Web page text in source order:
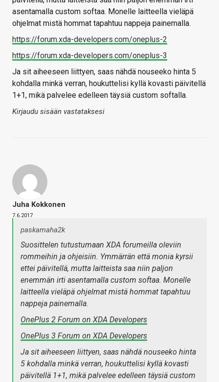
asentamalla custom softaa. Monelle laitteella vieläpä
ohjelmat mistä hommat tapahtuu nappeja painemalla.
https://forum.xda-developers.com/oneplus-2
https://forum.xda-developers.com/oneplus-3
Ja sit aiheeseen liittyen, saas nähdä nouseeko hinta 5
kohdalla minkä verran, houkuttelisi kyllä kovasti päivitellä
1+1, mikä palvelee edelleen täysiä custom softalla.
Kirjaudu sisään vastataksesi
Juha Kokkonen
7.6.2017
paskamaha2k
Suosittelen tutustumaan XDA forumeilla oleviin
rommeihin ja ohjeisiin. Ymmärrän että monia kyrsii
ettei päivitellä, mutta laitteista saa niin paljon
enemmän irti asentamalla custom softaa. Monelle
laitteella vieläpä ohjelmat mistä hommat tapahtuu
nappeja painemalla.
OnePlus 2 Forum on XDA Developers
OnePlus 3 Forum on XDA Developers
Ja sit aiheeseen liittyen, saas nähdä nouseeko hinta
5 kohdalla minkä verran, houkuttelisi kyllä kovasti
päivitellä 1+1, mikä palvelee edelleen täysiä custom